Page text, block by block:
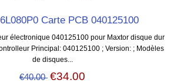
Carte PCB 040125100
électronique 040125100 pour Maxtor disque dur
Principal: 040125100 ; Version: ; Modèles
de disques...
€40.00 €34.00